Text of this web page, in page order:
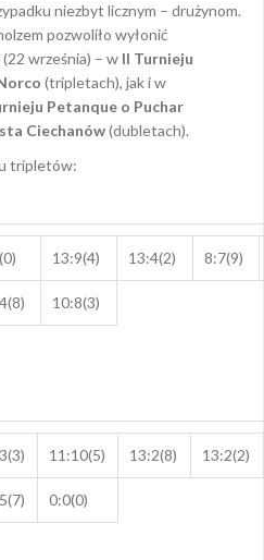
niezbyt licznym – drużynom.
pozwoliło wyłonić
września) – w II Turnieju
(tripletach), jak i w
Petanque o Puchar
Ciechanów(dubletach).
tripletów:
13:9(4) 13:4(2) 8:7(9)
10:8(3)
11:10(5) 13:2(8) 13:2(2)
0:0(0)